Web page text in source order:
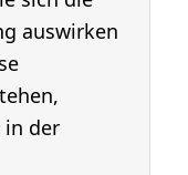
auswirken
in der